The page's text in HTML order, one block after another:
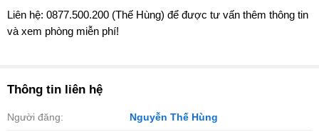
Liên hệ: 0877.500.200 (Thế Hùng) để được tư vấn thêm thông tin
và xem phòng miễn phí!
Thông tin liên hệ
Người đăng: Nguyễn Thế Hùng